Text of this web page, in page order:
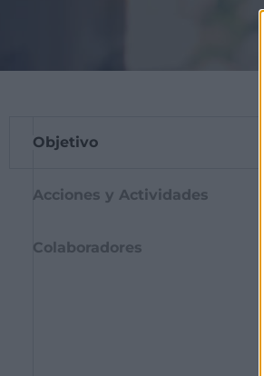
Objetivo
Acciones y Actividades
Colaboradores